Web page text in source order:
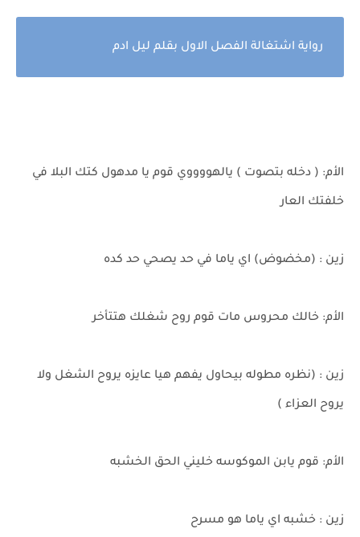
رواية اشتغالة الفصل الاول بقلم ليل ادم
الأم: ( دخله بتصوت ) يالهووووي قوم يا مدهول كتك البلا في
خلفتك العار
زين : (مخضوض) اي ياما في حد يصحي حد كده
الأم: خالك محروس مات قوم روح شغلك هتتأخر
زين : (نظره مطوله بيحاول يفهم هيا عايزه يروح الشغل ولا
يروح العزاء )
الأم: قوم يابن الموكوسه خليني الحق الخشبه
زين : خشبه اي ياما هو مسرح